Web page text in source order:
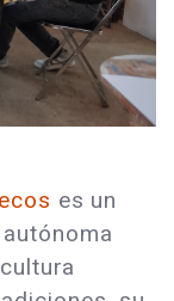
es un